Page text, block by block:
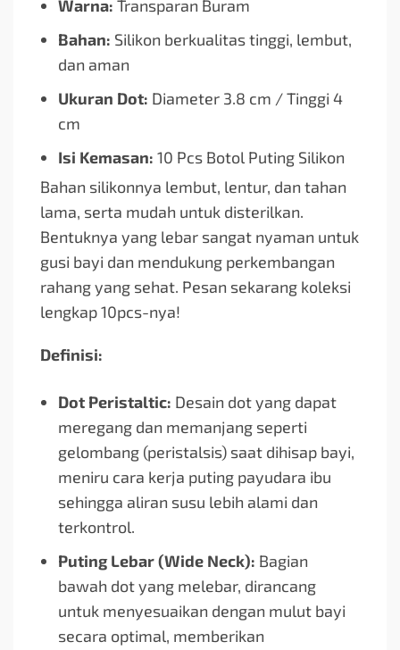
Warna: Transparan Buram
Bahan: Silikon berkualitas tinggi, lembut,
dan aman
Ukuran Dot: Diameter 3.8 cm / Tinggi 4
cm
Isi Kemasan: 10 Pcs Botol Puting Silikon
Bahan silikonnya lembut, lentur, dan tahan
lama, serta mudah untuk disterilkan.
Bentuknya yang lebar sangat nyaman untuk
gusi bayi dan mendukung perkembangan
rahang yang sehat. Pesan sekarang koleksi
lengkap 10pcs-nya!
Definisi:
Dot Peristaltic: Desain dot yang dapat
meregang dan memanjang seperti
gelombang (peristalsis) saat dihisap bayi,
meniru cara kerja puting payudara ibu
sehingga aliran susu lebih alami dan
terkontrol.
Puting Lebar (Wide Neck): Bagian
bawah dot yang melebar, dirancang
untuk menyesuaikan dengan mulut bayi
secara optimal, memberikan